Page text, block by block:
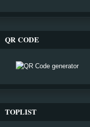
QR CODE
TOPLIST